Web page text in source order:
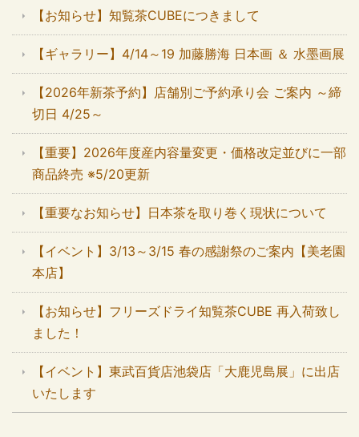
【お知らせ】知覧茶CUBEにつきまして
【ギャラリー】4/14～19 加藤勝海 日本画 ＆ 水墨画展
【2026年新茶予約】店舗別ご予約承り会 ご案内 ～締
切日 4/25～
【重要】2026年度産内容量変更・価格改定並びに一部
商品終売 ※5/20更新
【重要なお知らせ】日本茶を取り巻く現状について
【イベント】3/13～3/15 春の感謝祭のご案内【美老園
本店】
【お知らせ】フリーズドライ知覧茶CUBE 再入荷致し
ました！
【イベント】東武百貨店池袋店「大鹿児島展」に出店
いたします